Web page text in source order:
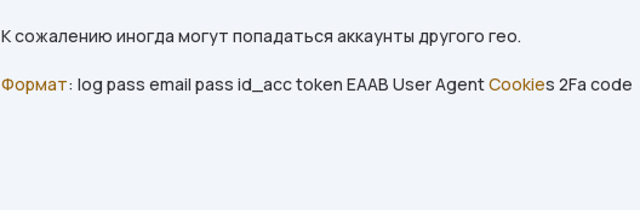
К сожалению иногда могут попадаться аккаунты другого гео.
Формат: log pass email pass id_acc token EAAB User AgentCookies 2Fa code